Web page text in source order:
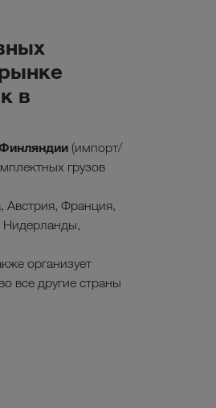
в
(импорт/
грузов
Австрия, Франция,
Нидерланды,
организует
все другие страны